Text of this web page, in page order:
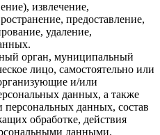
извлечение,
предоставление,
удаление,
орган, муниципальный
лицо, самостоятельно или
и/или
данных, а также
данных, состав
обработке, действия
данными.